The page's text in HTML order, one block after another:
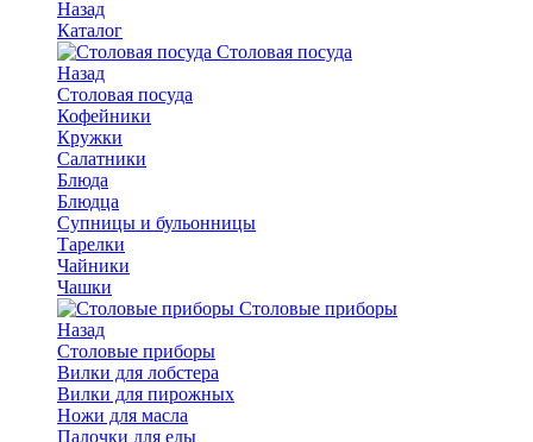
Назад
Каталог
Столовая посуда
Назад
Столовая посуда
Кофейники
Кружки
Салатники
Блюда
Блюдца
Супницы и бульонницы
Тарелки
Чайники
Чашки
Cтоловые приборы
Назад
Cтоловые приборы
Вилки для лобстера
Вилки для пирожных
Ножи для масла
Палочки для еды